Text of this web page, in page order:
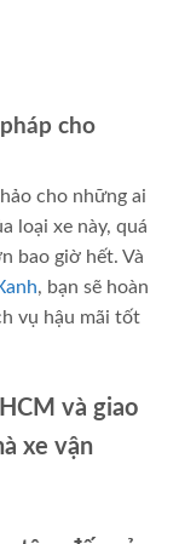
cho
cho những ai
loại xe này, quá
bao giờ hết. Và
, bạn sẽ hoàn
vụ hậu mãi tốt
và giao
xe vận